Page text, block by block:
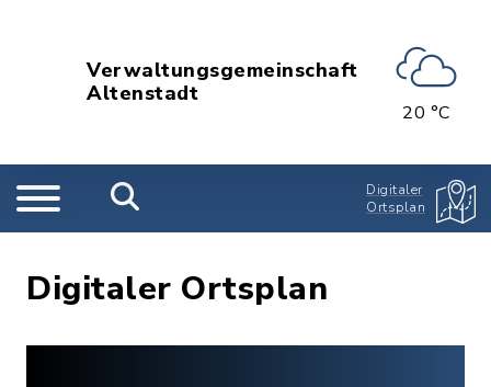
Verwaltungsgemeinschaft
Altenstadt
20 °C
Digitaler
Ortsplan
Digitaler Ortsplan